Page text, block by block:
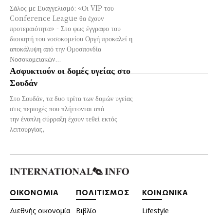
Σάλος με Ευαγγελισμό: «Οι VIP του
Conference League θα έχουν
προτεραιότητα» - Στο φως έγγραφο του
διοικητή του νοσοκομείου Οργή προκαλεί η
αποκάλυψη από την Ομοσπονδία
Νοσοκομειακών...
Ασφυκτιούν οι δομές υγείας στο
Σουδάν
Στο Σουδάν, τα δυο τρίτα των δομών υγείας
στις περιοχές που πλήττονται από
την ένοπλη σύρραξη έχουν τεθεί εκτός
λειτουργίας,
ΟΙΚΟΝΟΜΙΑ
Διεθνής οικονομία
ΠΟΛΙΤΙΣΜΟΣ
Βιβλίο
ΚΟΙΝΩΝΙΚΑ
Lifestyle